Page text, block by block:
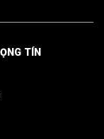
TÍN